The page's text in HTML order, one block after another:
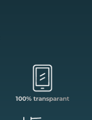
100% transparant